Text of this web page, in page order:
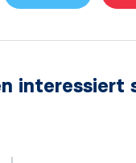
interessiert